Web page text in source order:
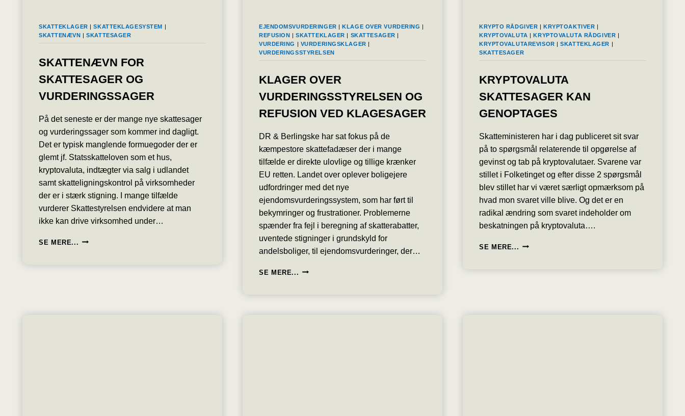
SKATTEKLAGER |SKATTEKLAGESYSTEM |
SKATTENÆVN |SKATTESAGER
SKATTENÆVN FOR
SKATTESAGER OG
VURDERINGSSAGER
På det seneste er der mange nye skattesager
og vurderingssager som kommer ind dagligt.
Det er typisk manglende formuegoder der er
glemt jf. Statsskatteloven som et hus,
kryptovaluta, indtægter via salg i udlandet
samt skatteligningskontrol på virksomheder
der er i stærk stigning. I mange tilfælde
vurderer Skattestyrelsen endvidere at man
ikke kan drive virksomhed under…
SE MERE... SKATTENÆVN
EJENDOMSVURDERINGER |KLAGE OVER VURDERING |
REFUSION |SKATTEKLAGER | SKATTESAGER |
VURDERING | VURDERINGSKLAGER |
VURDERINGSSTYRELSEN
KLAGER OVER
VURDERINGSSTYRELSEN OG
REFUSION VED KLAGESAGER
DR & Berlingske har sat fokus på de
kæmpestore skattefadæser der i mange
tilfælde er direkte ulovlige og tillige krænker
EU retten. Landet over oplever boligejere
udfordringer med det nye
ejendomsvurderingssystem, som har ført til
bekymringer og frustrationer. Problemerne
spænder fra fejl i beregning af skatterabatter,
uventede stigninger i grundskyld for
andelsboliger, til ejendomsvurderinger, der…
SE MERE... KLAGER
KRYPTO RÅDGIVER |KRYPTOAKTIVER |
KRYPTOVALUTA |KRYPTOVALUTA RÅDGIVER |
KRYPTOVALUTAREVISOR |SKATTEKLAGER |
SKATTESAGER
KRYPTOVALUTA
SKATTESAGER KAN
GENOPTAGES
Skatteministeren har i dag publiceret sit svar
på to spørgsmål relaterende til opgørelse af
gevinst og tab på kryptovalutaer. Svarene var
stillet i Folketinget og efter disse 2 spørgsmål
blev stillet har vi været særligt opmærksom på
hvad mon svaret ville blive. Og det er en
radikal ændring som svaret indeholder om
beskatningen på kryptovaluta….
SE MERE... KRYPTOVALUTA